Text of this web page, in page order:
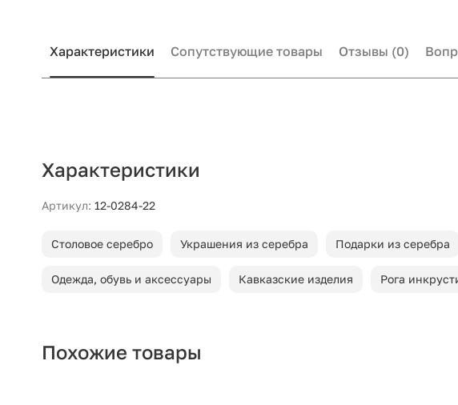
Характеристики Сопутствующие товары Отзывы (0)
Характеристики
Артикул: 12-0284-22
Столовое серебро Украшения из серебра Подарки из серебра
Одежда, обувь и аксессуары Кавказские изделия Рога
Похожие товары